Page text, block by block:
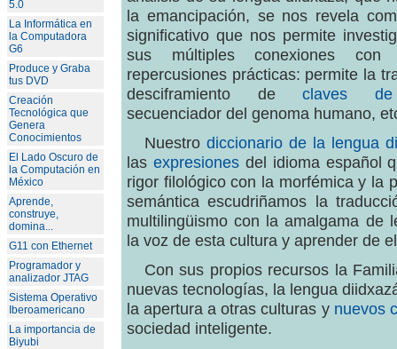
5.0
La Informática en
la Computadora
G6
Produce y Graba
tus DVD
Creación
Tecnológica que
Genera
Conocimientos
El Lado Oscuro de
la Computación en
México
Aprende,
construye,
domina...
G11 con Ethernet
Programador y
analizador JTAG
Sistema Operativo
Iberoamericano
La importancia de
Biyubi
la emancipación, se nos revela
significativo que nos permite
sus múltiples conexiones
repercusiones prácticas: permite la
desciframiento de claves de
secuenciador del genoma humano,
Nuestro diccionario de la lengua
las expresionesdel idioma español
rigor filológico con la morfémica y la
semántica escudriñamos la
multilingüismo con la amalgama de
la voz de esta cultura y aprender de
Con sus propios recursos la
nuevas tecnologías, la lengua
la apertura a otras culturas y nuevos
sociedad inteligente.